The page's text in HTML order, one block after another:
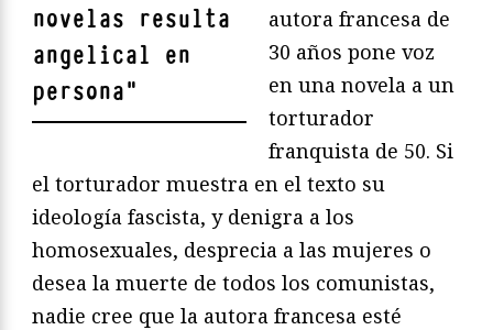
novelas resulta
angelical en
persona"
autora francesa de
30 años pone voz
en una novela a un
torturador
franquista de 50. Si
el torturador muestra en el texto su
ideología fascista, y denigra a los
homosexuales, desprecia a las mujeres o
desea la muerte de todos los comunistas,
nadie cree que la autora francesa esté